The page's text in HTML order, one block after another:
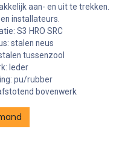
aan- en uit te trekken.
installateurs.
S3 HRO SRC
stalen neus
tussenzool
leder
pu/rubber
bovenwerk